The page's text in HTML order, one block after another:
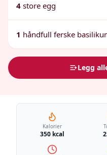
4 store egg
1 håndfull ferske
Legg
Kalorier
350 kcal